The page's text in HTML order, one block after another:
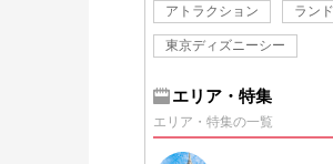
アトラクション ランド
東京ディズニーシー
エリア・特集
エリア・特集の一覧